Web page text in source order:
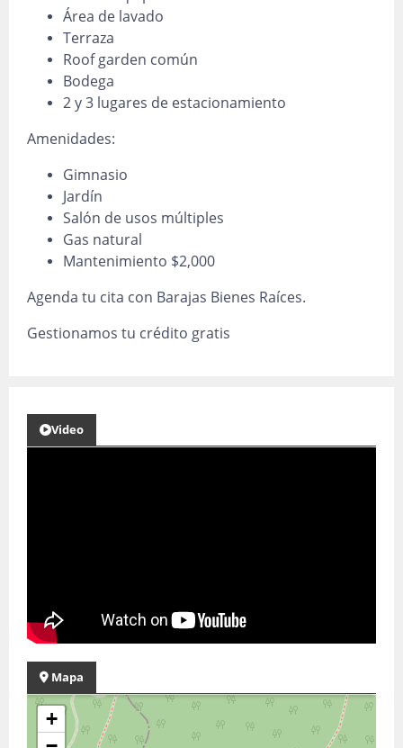
Área de lavado
Terraza
Roof garden común
Bodega
2 y 3 lugares de estacionamiento
Amenidades:
Gimnasio
Jardín
Salón de usos múltiples
Gas natural
Mantenimiento $2,000
Agenda tu cita con Barajas Bienes Raíces.
Gestionamos tu crédito gratis
Video
Mapa
+